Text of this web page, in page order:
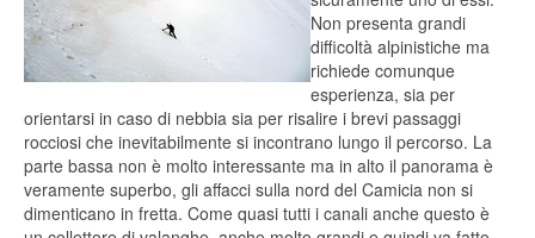
Non presenta grandi
difficoltà alpinistiche ma
richiede comunque
esperienza, sia per
orientarsi in caso di nebbia sia per risalire i brevi passaggi
rocciosi che inevitabilmente si incontrano lungo il percorso. La
parte bassa non è molto interessante ma in alto il panorama è
veramente superbo, gli affacci sulla nord del Camicia non si
dimenticano in fretta. Come quasi tutti i canali anche questo è